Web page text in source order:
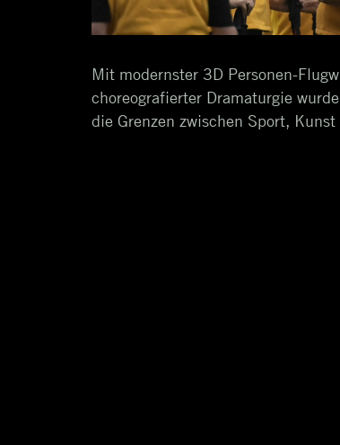
Mit modernster 3D Personen-
choreografierter Dramaturgie
die Grenzen zwischen Sport,